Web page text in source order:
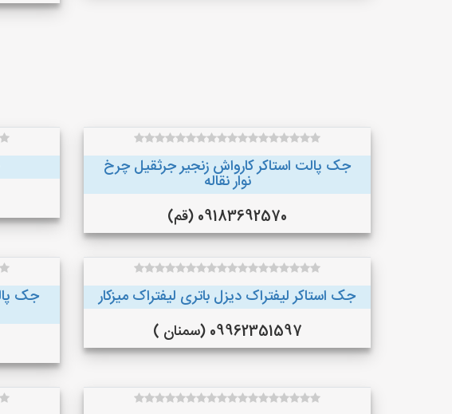
جک پالت استاکر کارواش زنجیر جرثقیل چرخ
نوار نقاله
09183692570 (قم)
جک استاکر لیفتراک دیزل باتری لیفتراک میزکار
09962351597 (سمنان )